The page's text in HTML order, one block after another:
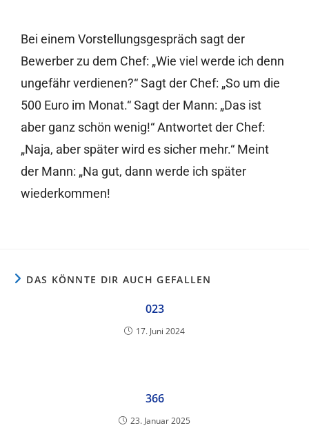
Bei einem Vorstellungsgespräch sagt der
Bewerber zu dem Chef: „Wie viel werde ich denn
ungefähr verdienen?“ Sagt der Chef: „So um die
500 Euro im Monat.“ Sagt der Mann: „Das ist
aber ganz schön wenig!“ Antwortet der Chef:
„Naja, aber später wird es sicher mehr.“ Meint
der Mann: „Na gut, dann werde ich später
wiederkommen!
DAS KÖNNTE DIR AUCH GEFALLEN
023
17. Juni 2024
366
23. Januar 2025